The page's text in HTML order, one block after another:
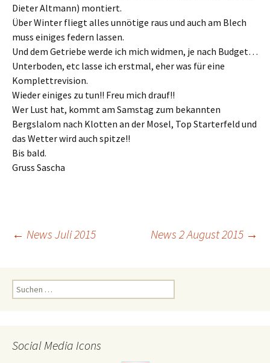
Dieter Altmann) montiert.
Über Winter fliegt alles unnötige raus und auch am Blech
muss einiges federn lassen.
Und dem Getriebe werde ich mich widmen, je nach Budget…
Unterboden, etc lasse ich erstmal, eher was für eine
Komplettrevision.
Wieder einiges zu tun!! Freu mich drauf!!
Wer Lust hat, kommt am Samstag zum bekannten
Bergslalom nach Klotten an der Mosel, Top Starterfeld und
das Wetter wird auch spitze!!
Bis bald.
Gruss Sascha
Beitragsnavigation
← News Juli 2015 News 2 August 2015 →
Suchen
nach:
Social Media Icons